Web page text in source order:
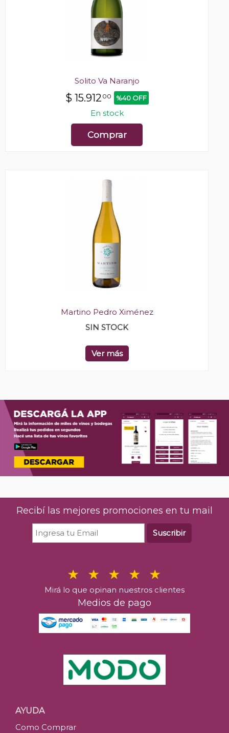
Solito Va Naranjo
$ 15.912 00 %40 OFF
En stock
Comprar
Martino Pedro Ximénez
SIN STOCK
Ver más
Recibí las mejores promociones en tu mail
Suscribir
Mirá lo que opinan nuestros clientes
Medios de pago
AYUDA
Como Comprar